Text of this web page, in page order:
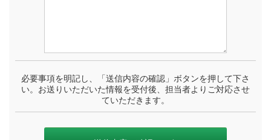
必要事項を明記し、「送信内容の確認」ボタンを押して下さ
い。お送りいただいた情報を受付後、担当者よりご対応させ
ていただきます。